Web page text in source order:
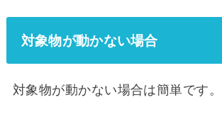
対象物が動かない場合
対象物が動かない場合は簡単です。